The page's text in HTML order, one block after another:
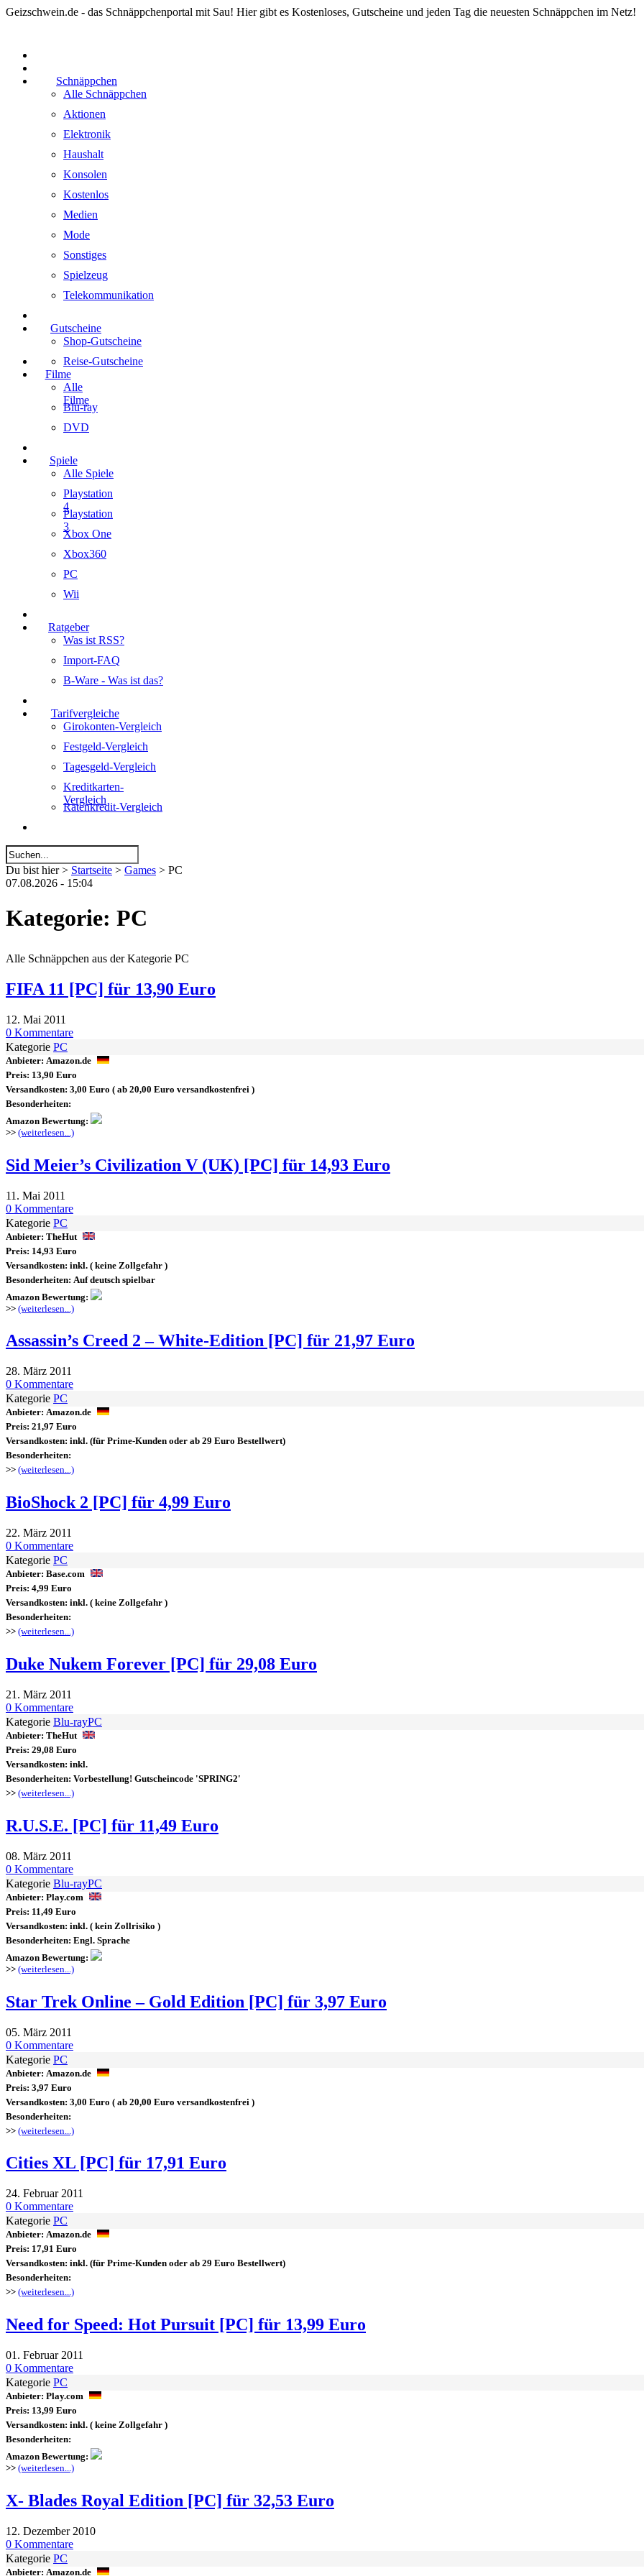
Geizschwein.de - das Schnäppchenportal mit Sau! Hier gibt es Kostenloses, Gutscheine und jeden Tag die neuesten Schnäppchen im Netz!
Schnäppchen
Alle Schnäppchen
Aktionen
Elektronik
Haushalt
Konsolen
Kostenlos
Medien
Mode
Sonstiges
Spielzeug
Telekommunikation
Gutscheine
Shop-Gutscheine
Reise-Gutscheine
Filme
Alle
Filme
Blu-ray
DVD
Spiele
Alle Spiele
Playstation
4
Playstation
3
Xbox One
Xbox360
PC
Wii
Ratgeber
Was ist RSS?
Import-FAQ
B-Ware - Was ist das?
Tarifvergleiche
Girokonten-Vergleich
Festgeld-Vergleich
Tagesgeld-Vergleich
Kreditkarten-
Vergleich
Ratenkredit-Vergleich
Du bist hier > Startseite > Games > PC
07.08.2026 - 15:04
Kategorie: PC
Alle Schnäppchen aus der Kategorie PC
FIFA 11 [PC] für 13,90 Euro
12. Mai 2011
0 Kommentare
Kategorie PC
Anbieter: Amazon.de
Preis: 13,90 Euro
Versandkosten: 3,00 Euro ( ab 20,00 Euro versandkostenfrei )
Besonderheiten:
Amazon Bewertung:
>> (weiterlesen...)
Sid Meier’s Civilization V (UK) [PC] für 14,93 Euro
11. Mai 2011
0 Kommentare
Kategorie PC
Anbieter: TheHut
Preis: 14,93 Euro
Versandkosten: inkl. ( keine Zollgefahr )
Besonderheiten: Auf deutsch spielbar
Amazon Bewertung:
>> (weiterlesen...)
Assassin’s Creed 2 – White-Edition [PC] für 21,97 Euro
28. März 2011
0 Kommentare
Kategorie PC
Anbieter: Amazon.de
Preis: 21,97 Euro
Versandkosten: inkl. (für Prime-Kunden oder ab 29 Euro Bestellwert)
Besonderheiten:
>> (weiterlesen...)
BioShock 2 [PC] für 4,99 Euro
22. März 2011
0 Kommentare
Kategorie PC
Anbieter: Base.com
Preis: 4,99 Euro
Versandkosten: inkl. ( keine Zollgefahr )
Besonderheiten:
>> (weiterlesen...)
Duke Nukem Forever [PC] für 29,08 Euro
21. März 2011
0 Kommentare
Kategorie Blu-rayPC
Anbieter: TheHut
Preis: 29,08 Euro
Versandkosten: inkl.
Besonderheiten: Vorbestellung! Gutscheincode 'SPRING2'
>> (weiterlesen...)
R.U.S.E. [PC] für 11,49 Euro
08. März 2011
0 Kommentare
Kategorie Blu-rayPC
Anbieter: Play.com
Preis: 11,49 Euro
Versandkosten: inkl. ( kein Zollrisiko )
Besonderheiten: Engl. Sprache
Amazon Bewertung:
>> (weiterlesen...)
Star Trek Online – Gold Edition [PC] für 3,97 Euro
05. März 2011
0 Kommentare
Kategorie PC
Anbieter: Amazon.de
Preis: 3,97 Euro
Versandkosten: 3,00 Euro ( ab 20,00 Euro versandkostenfrei )
Besonderheiten:
>> (weiterlesen...)
Cities XL [PC] für 17,91 Euro
24. Februar 2011
0 Kommentare
Kategorie PC
Anbieter: Amazon.de
Preis: 17,91 Euro
Versandkosten: inkl. (für Prime-Kunden oder ab 29 Euro Bestellwert)
Besonderheiten:
>> (weiterlesen...)
Need for Speed: Hot Pursuit [PC] für 13,99 Euro
01. Februar 2011
0 Kommentare
Kategorie PC
Anbieter: Play.com
Preis: 13,99 Euro
Versandkosten: inkl. ( keine Zollgefahr )
Besonderheiten:
Amazon Bewertung:
>> (weiterlesen...)
X- Blades Royal Edition [PC] für 32,53 Euro
12. Dezember 2010
0 Kommentare
Kategorie PC
Anbieter: Amazon.de